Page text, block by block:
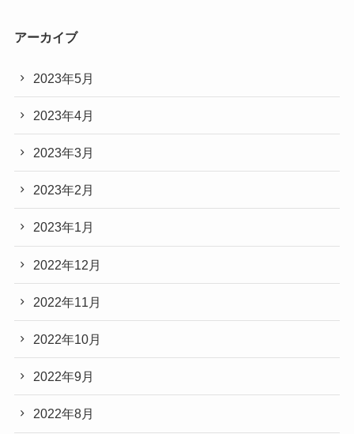
アーカイブ
2023年5月
2023年4月
2023年3月
2023年2月
2023年1月
2022年12月
2022年11月
2022年10月
2022年9月
2022年8月